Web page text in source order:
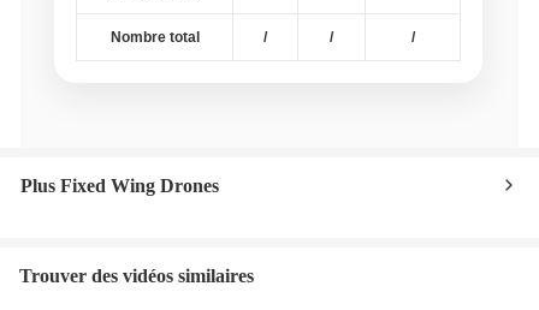
Nombre total / / /
Plus Fixed Wing Drones
Trouver des vidéos similaires